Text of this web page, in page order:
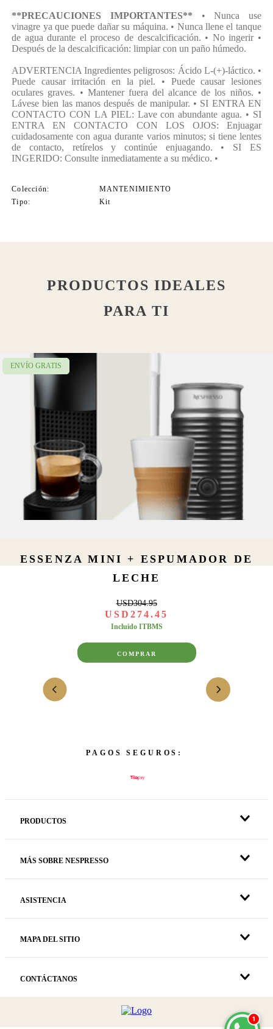
1
**PRECAUCIONES IMPORTANTES** • Nunca use
vinagre ya que puede dañar su máquina. • Nunca llene el tanque
de agua durante el proceso de descalcificación. • No ingerir •
Después de la descalcificación: limpiar con un paño húmedo.
ADVERTENCIA Ingredientes peligrosos: Ácido L-(+)-láctico. •
Puede causar irritación en la piel. • Puede causar lesiones
oculares graves. • Mantener fuera del alcance de los niños. •
Lávese bien las manos después de manipular. • SI ENTRA EN
CONTACTO CON LA PIEL: Lave con abundante agua. • SI
ENTRA EN CONTACTO CON LOS OJOS: Enjuagar
cuidadosamente con agua durante varios minutos; si tiene lentes
de contacto, retírelos y continúe enjuagando. • SI ES
INGERIDO: Consulte inmediatamente a su médico. •
Colección
MANTENIMIENTO
Tipo
Kit
PRODUCTOS IDEALES
PARA TI
ENVÍO GRATIS
ESSENZA MINI + ESPUMADOR DE
LECHE
USD304.95
USD 274.45
Incluido ITBMS
COMPRAR
PAGOS SEGUROS:
PRODUCTOS
MÁS SOBRE NESPRESSO
ASISTENCIA
MAPA DEL SITIO
CONTÁCTANOS